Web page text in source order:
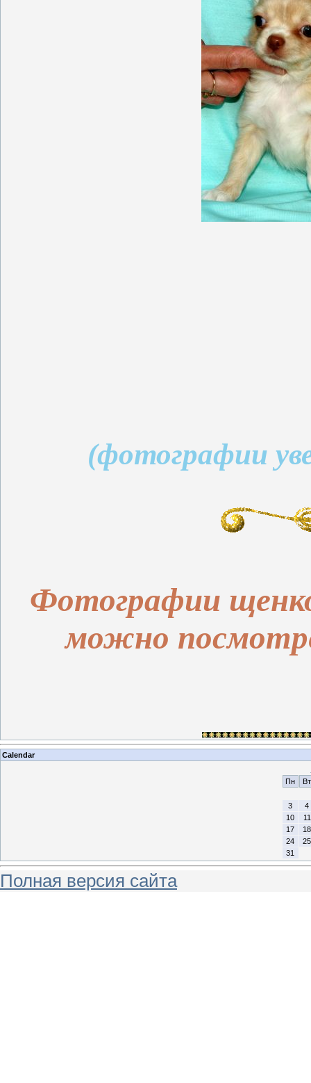
(фотографии
Фотографии
можно
Calendar
Пн
Вт
3
4
10
11
17
18
24
25
31
Полная версия сайта